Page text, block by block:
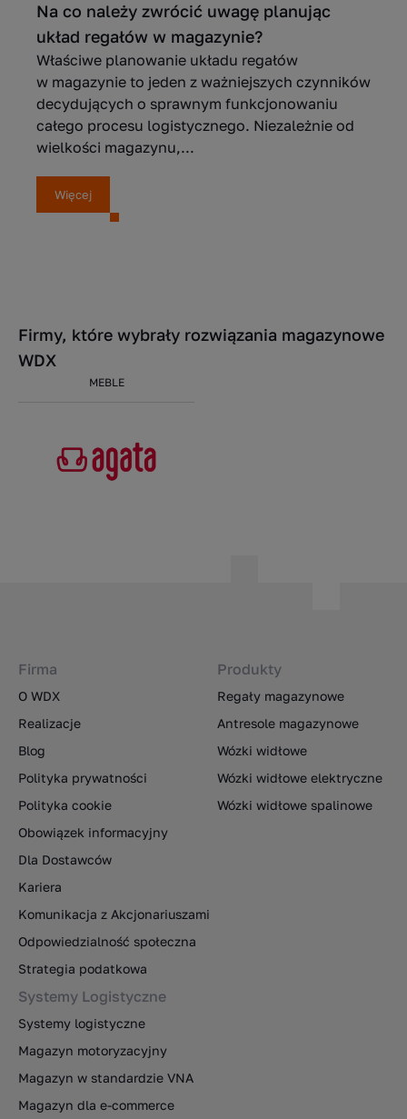
Na co należy zwrócić uwagę planując
układ regałów w magazynie?
Właściwe planowanie układu regałów
w magazynie to jeden z ważniejszych czynników
decydujących o sprawnym funkcjonowaniu
całego procesu logistycznego. Niezależnie od
wielkości magazynu,...
Więcej
Firmy, które wybrały rozwiązania magazynowe
WDX
MEBLE
Firma
O WDX
Realizacje
Blog
Polityka prywatności
Polityka cookie
Obowiązek informacyjny
Dla Dostawców
Kariera
Komunikacja z Akcjonariuszami
Odpowiedzialność społeczna
Strategia podatkowa
Produkty
Regały magazynowe
Antresole magazynowe
Wózki widłowe
Wózki widłowe elektryczne
Wózki widłowe spalinowe
Systemy Logistyczne
Systemy logistyczne
Magazyn motoryzacyjny
Magazyn w standardzie VNA
Magazyn dla e-commerce